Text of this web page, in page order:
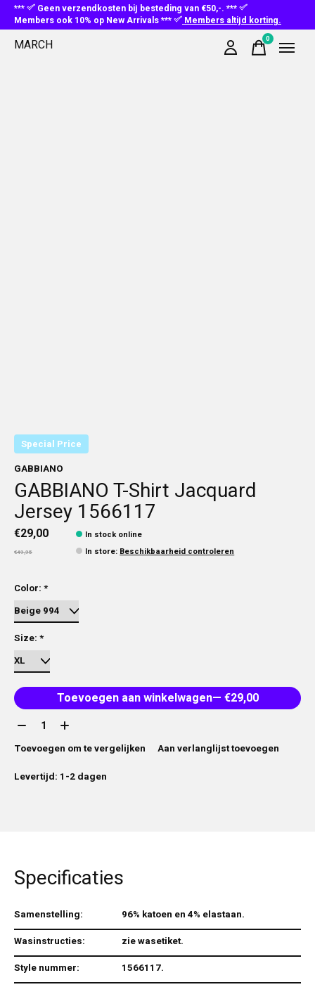
***
Geen verzendkosten bij besteding van €50,-. ***
Members ook 10% op New Arrivals ***
Members altijd korting.
MARCH 0items
Special Price
GABBIANO
GABBIANO T-Shirt Jacquard
Jersey 1566117
€29,00
€49,95
In stock online
In store: Beschikbaarheid controleren
Color: *
Size: *
Toevoegen aan winkelwagen
— €29,00
Aantal:
Toevoegen om te vergelijken
Aan verlanglijst toevoegen
Levertijd: 1-2 dagen
Specificaties
Samenstelling:
96% katoen en 4% elastaan.
Wasinstructies:
zie wasetiket.
Style nummer:
1566117.